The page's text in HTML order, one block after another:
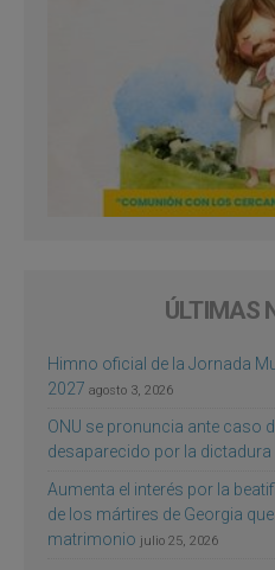
ÚLTIMAS
Himno oficial de la Jornada
2027 agosto 3, 2026
ONU se pronuncia ante caso
desaparecido por la
Aumenta el interés por la
de los mártires de Georgia
matrimonio julio 25, 2026